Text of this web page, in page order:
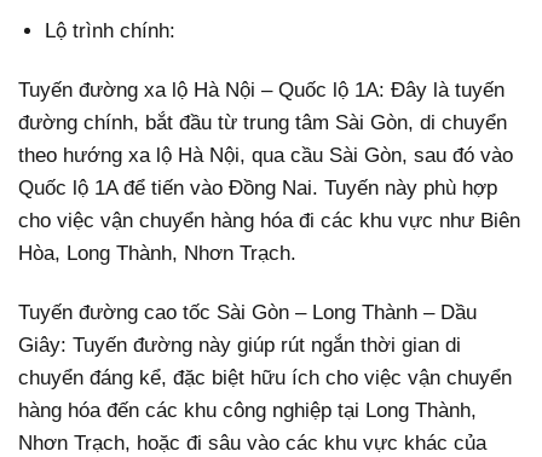
Lộ trình chính:
Tuyến đường xa lộ Hà Nội – Quốc lộ 1A: Đây là tuyến
đường chính, bắt đầu từ trung tâm Sài Gòn, di chuyển
theo hướng xa lộ Hà Nội, qua cầu Sài Gòn, sau đó vào
Quốc lộ 1A để tiến vào Đồng Nai. Tuyến này phù hợp
cho việc vận chuyển hàng hóa đi các khu vực như Biên
Hòa, Long Thành, Nhơn Trạch.
Tuyến đường cao tốc Sài Gòn – Long Thành – Dầu
Giây: Tuyến đường này giúp rút ngắn thời gian di
chuyển đáng kể, đặc biệt hữu ích cho việc vận chuyển
hàng hóa đến các khu công nghiệp tại Long Thành,
Nhơn Trạch, hoặc đi sâu vào các khu vực khác của